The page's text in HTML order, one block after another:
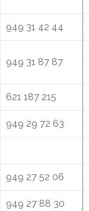
949 31 42 44
949 31 87 87
621 187 215
949 29 72 63
949 27 52 06
949 27 88 30